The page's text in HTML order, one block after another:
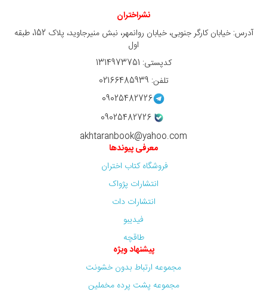
نشراختران
آدرس: خیابان کارگر جنوبی، خیابان روانمهر، نبش منیرجاوید، پلاک 152، طبقه
اول
کدپستی: 1314973751
تلفن: 02166485939
09025482726
09025482726
akhtaranbook@yahoo.com
معرفی پیوندها
فروشگاه کتاب اختران
انتشارات پژواک
انتشارات دات
فیدیبو
طاقچه
پیشنهاد ویژه
مجموعه ارتباط بدون خشونت
مجموعه پشت پرده مخملین